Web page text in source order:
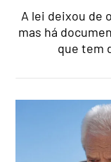
A lei deixou de
mas há
que tem